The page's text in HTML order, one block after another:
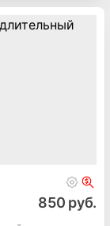
850 руб.